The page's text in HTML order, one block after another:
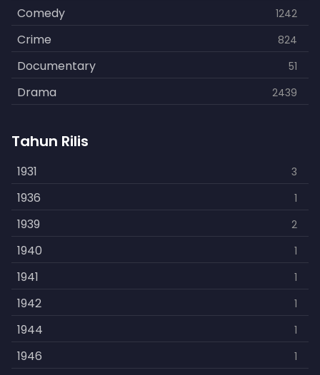
Comedy 1242
Crime 824
Documentary 51
Drama 2439
Fantasy
History 253
Horror 901
Kids 3
Music 109
Mystery 609
Politics 15
Reality 1
Romance 608
Tahun Rilis
1931 3
1936 1
1939 2
1940 1
1941 1
1942 1
1944 1
1946 1